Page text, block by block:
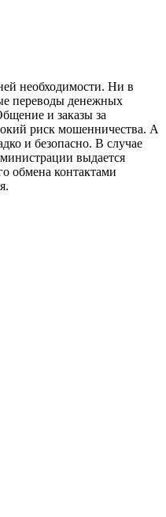
необходимости. Ни в
переводы денежных
и заказы за
риск мошенничества. А
и безопасно. В случае
выдается
обмена контактами